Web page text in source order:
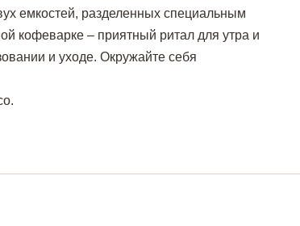
емкостей, разделенных специальным
кофеварке – приятный ритал для утра и
и уходе. Окружайте себя